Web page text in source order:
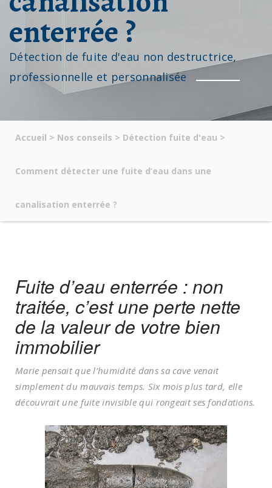
enterrée ?
Détection de fuite d'eau non destructrice,
professionnelle et personnalisée
Accueil > Nos conseils > Détection fuite d'eau >
Comment détecter une fuite d’eau dans une
canalisation enterrée ?
Fuite d’eau enterrée : non
traitée, c’est une perte nette
de la valeur de votre bien
immobilier
Marie pensait que l’humidité dans sa cave venait
simplement du mauvais temps. Six mois plus tard, elle
découvrait une fuite invisible qui rongeait ses fondations.